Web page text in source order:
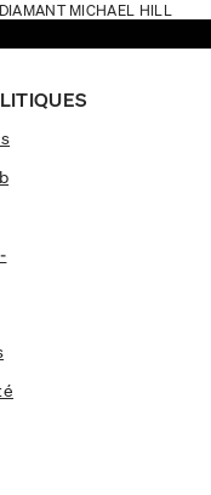
MICHAEL HILL